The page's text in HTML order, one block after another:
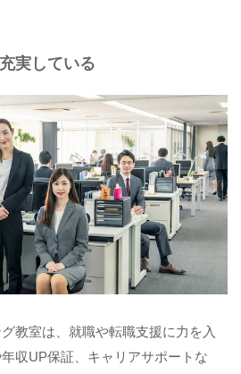
実している
教室は、就職や転職支援に力を入
収UP保証、キャリアサポートな